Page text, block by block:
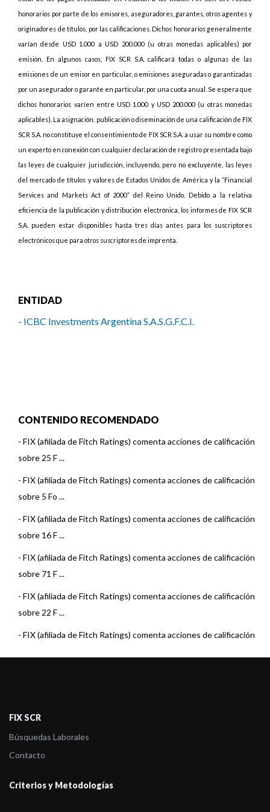
honorarios por parte de los emisores, aseguradores, garantes, otros agentes y
originadores de títulos, por las calificaciones. Dichos honorarios generalmente
varían desde USD 1.000 a USD 200.000 (u otras monedas aplicables) por
emisión. En algunos casos, FIX SCR S.A. calificará todas o algunas de las
emisiones de un emisor en particular, o emisiones aseguradas o garantizadas
por un asegurador o garante en particular, por una cuota anual. Se espera que
dichos honorarios varíen entre USD 1.000 y USD 200.000 (u otras monedas
aplicables). La asignación, publicación o diseminación de una calificación de FIX
SCR S.A. no constituye el consentimiento de FIX SCR S.A. a usar su nombre como
un experto en conexión con cualquier declaración de registro presentada bajo
las leyes de cualquier jurisdicción, incluyendo, pero no excluyente, las leyes
del mercado de títulos y valores de Estados Unidos de América y la “Financial
Services and Markets Act of 2000” del Reino Unido. Debido a la relativa
eficiencia de la publicación y distribución electrónica, los informes de FIX SCR
S.A. pueden estar disponibles hasta tres días antes para los suscriptores
electrónicos que para otros suscriptores de imprenta.
ENTIDAD
- ICBC Investments Argentina S.A.S.G.F.C.I.
CONTENIDO RECOMENDADO
- FIX (afiliada de Fitch Ratings) comenta acciones de calificación
sobre 25 F ...
- FIX (afiliada de Fitch Ratings) comenta acciones de calificación
sobre 5 Fo ...
- FIX (afiliada de Fitch Ratings) comenta acciones de calificación
sobre 16 F ...
- FIX (afiliada de Fitch Ratings) comenta acciones de calificación
sobre 71 F ...
- FIX (afiliada de Fitch Ratings) comenta acciones de calificación
sobre 22 F ...
- FIX (afiliada de Fitch Ratings) comenta acciones de calificación
- FIX (afiliada de Fitch Ratings) comenta acciones de calificación
FIX (afiliada de Fitch Ratings) comenta acciones de calificación
-FIX (afiliada de Fitch Ratings) comenta acciones de calificación
FIX SCR
Búsquedas Laborales
Contacto
Criterios y Metodologías